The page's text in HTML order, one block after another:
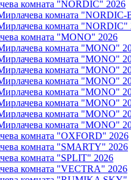
комната "NORDIC" 2026
комната "NORDIC-
комната "NORDIC"
комната "MONO" 2026
комната "MONO"
комната "MONO"
комната "MONO"
комната
комната
комната "MONO"
комната
комната
комната "OXFORD" 2026
комната "SMARTY" 2026
комната "SPLIT" 2026
комната "VECTRA" 2026